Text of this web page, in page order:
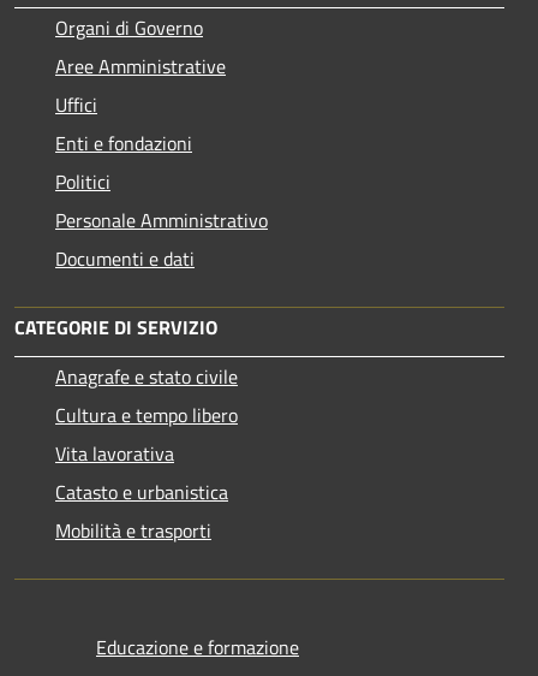
Organi di Governo
Aree Amministrative
Uffici
Enti e fondazioni
Politici
Personale Amministrativo
Documenti e dati
CATEGORIE DI SERVIZIO
Anagrafe e stato civile
Cultura e tempo libero
Vita lavorativa
Catasto e urbanistica
Mobilità e trasporti
Educazione e formazione